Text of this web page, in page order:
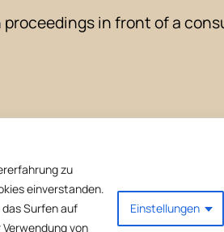
zu
einverstanden.
Surfen auf
von
Einstellungen
in front of a